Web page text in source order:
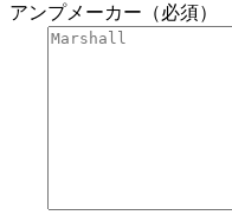
アンプメーカー（必須）